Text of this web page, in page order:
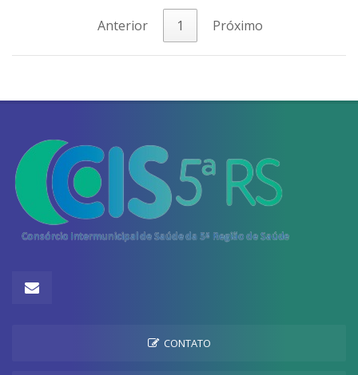
Anterior 1 Próximo
CONTATO